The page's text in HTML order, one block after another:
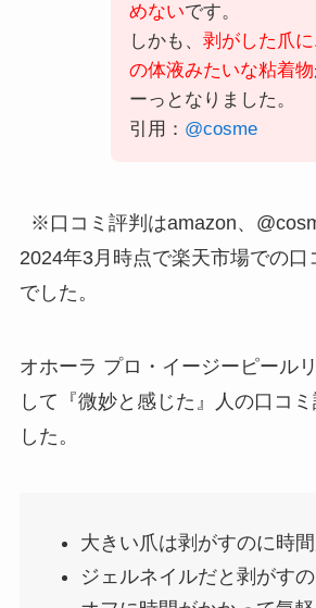
めないです。
しかも、 剥がした爪
の体液みたいな粘着物
ーっとなりました。
引用： @cosme
※口コミ評判はamazon、
2024年3月時点で楽天市場での口
でした。
オホーラ プロ・イージーピール
して『微妙と感じた』人の口コ
した。
大きい爪は剥がすのに時
ジェルネイルだと剥がす